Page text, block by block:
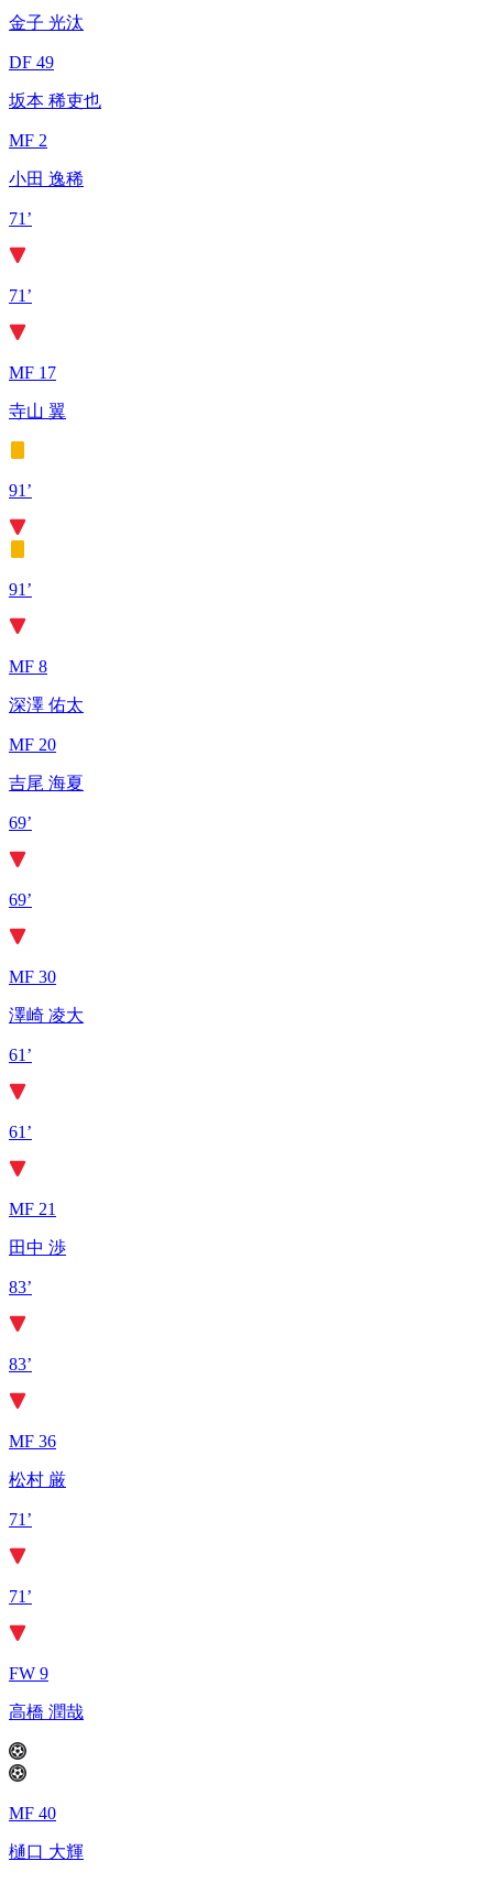
金子 光汰
DF 49
坂本 稀吏也
MF 2
小田 逸稀
71’
71’
MF 17
寺山 翼
91’
91’
MF 8
深澤 佑太
MF 20
吉尾 海夏
69’
69’
MF 30
澤崎 凌大
61’
61’
MF 21
田中 渉
83’
83’
MF 36
松村 厳
71’
71’
FW 9
高橋 潤哉
MF 40
樋口 大輝